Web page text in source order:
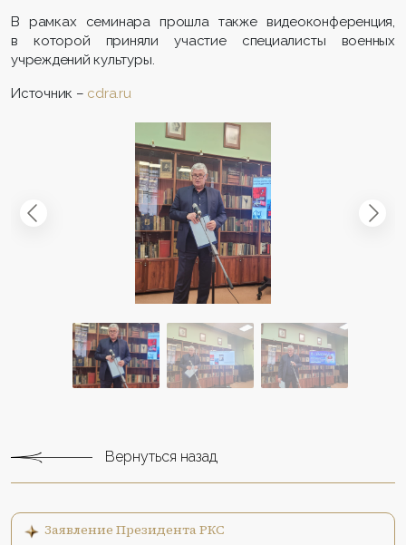
В рамках семинара прошла также видео­конференция,
в которой приняли участие специалисты военных
учреждений культуры.
Источник – cdra.ru
Вернуться назад
Заявление Президента РКС